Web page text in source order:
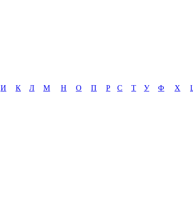
И К Л М Н О П Р С Т У Ф Х